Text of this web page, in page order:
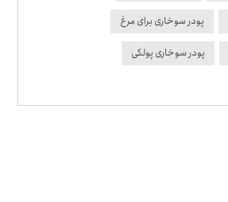
پودر سوخاری برای مرغ
پودر سوخاری پولکی